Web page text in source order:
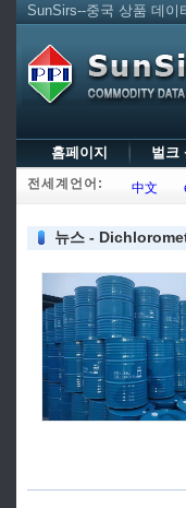
SunSirs--중국 상품 데이
홈페이지 벌크
전세계언어: 中文
뉴스 -